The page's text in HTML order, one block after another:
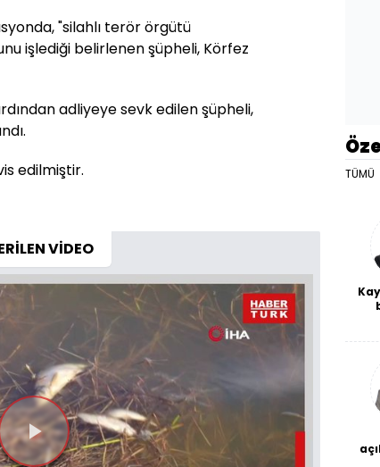
"silahlı terör örgütü
işlediği belirlenen şüpheli, Körfez
adliyeye sevk edilen şüpheli,
edilmiştir.
VİDEO
Videoyu
TÜMÜ